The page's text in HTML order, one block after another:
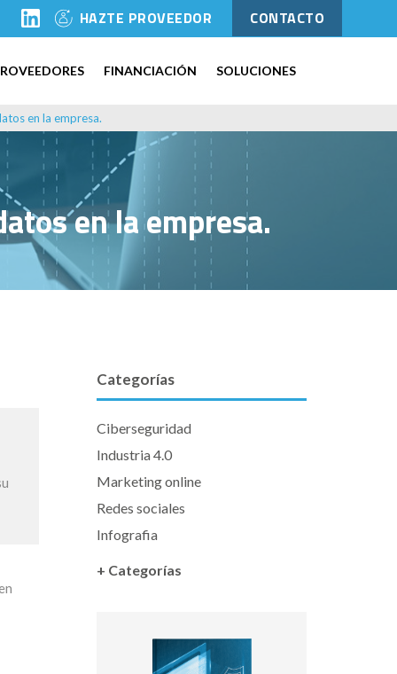
HAZTE PROVEEDOR CONTACTO
FINANCIACIÓN SOLUCIONES
en la empresa.
en la empresa.
Categorías
Ciberseguridad
Industria 4.0
Marketing online
Redes sociales
Infografia
+ Categorías